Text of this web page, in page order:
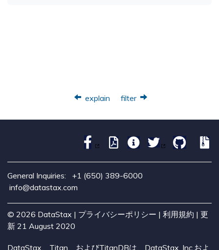
explain filter
General Inquiries: +1 (650) 389-6000
info@datastax.com
© 2026 DataStax | プライバシーポリシー | 利用規約 | 更
新 21 August 2020
DataStax、Titan、およびTitanDBは、DataStax, Inc.およ